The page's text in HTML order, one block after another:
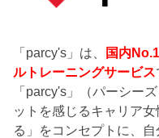
「parcy's」は、
国内
ルトレーニングサービス
「parcy's」（パーシー
ットを感じるキャリア
る」をコンセプトに、